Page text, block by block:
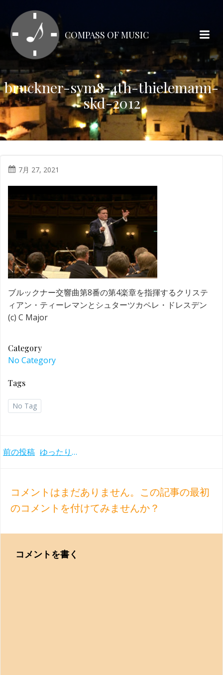
テ
ン
ツ
ス
キ
ッ
プ
COMPASS OF MUSIC
bruckner-sym8-4th-thielemann-
skd-2012
7月 27, 2021
ブルックナー交響曲第8番の第4楽章を指揮するクリステ
ィアン・ティーレマンとシュターツカペレ・ドレスデン
(c) C Major
Category
No Category
Tags
No Tag
Post
前の投稿 ゆったりと骨太の演奏 ティーレマンとシュターツカペレ・ドレスデンのブルックナー交響曲全集(2012-2019年)
コメントはまだありません。この記事の最初
のコメントを付けてみませんか？
コメントを書く